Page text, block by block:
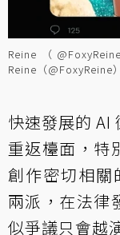
Reine（
Reine（@FoxyReine）
快速發展的 AI
重返檯面，特
創作密切相關
兩派，在法律
似爭議只會越